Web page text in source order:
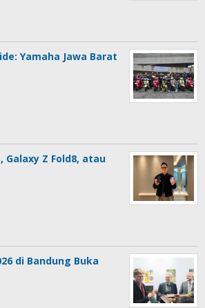
Yamaha Jawa Barat
Galaxy Z Fold8, atau
di Bandung Buka